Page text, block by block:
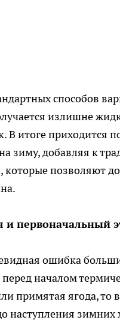
способов
излишне
В итоге приходится
зиму, добавляя к
которые позволяют
и первоначальный
ошибка
началом
примятая ягода, то
наступления зимних